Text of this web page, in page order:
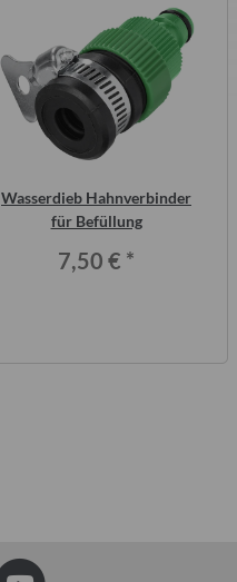
Wasserdieb Hahnverbinder
für Befüllung
7,50 € *